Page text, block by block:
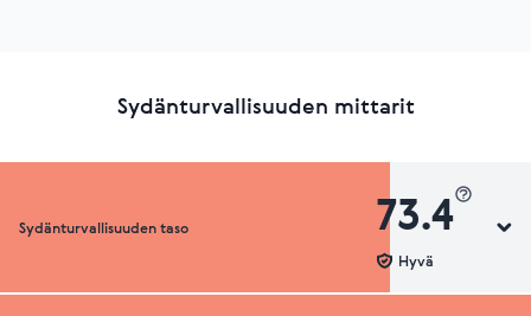
Sydänturvallisuuden mittarit
Sydänturvallisuuden taso 73.4
Hyvä